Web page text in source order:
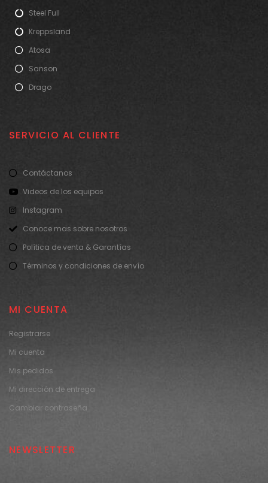
Steel Full
Kreppsland
Atosa
Sanson
Drago
SERVICIO AL CLIENTE
Contáctanos
Videos de los equipos
Instagram
Conoce mas sobre nosotros
Política de venta & Garantías
Términos y condiciones de envío
MI CUENTA
Registrarse
Mi cuenta
Mis pedidos
Mi dirección de entrega
Cambiar contraseña
NEWSLETTER